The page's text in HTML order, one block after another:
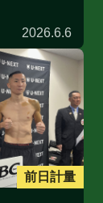
2026.6.6
前日計量